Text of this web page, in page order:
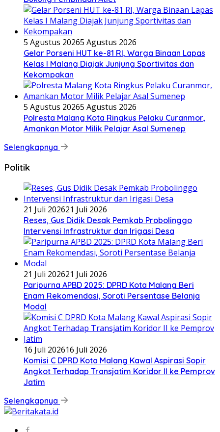
5 Agustus 20265 Agustus 2026
Gelar Porseni HUT ke-81 RI, Warga Binaan Lapas
Kelas I Malang Diajak Junjung Sportivitas dan
Kekompakan
5 Agustus 20265 Agustus 2026
Polresta Malang Kota Ringkus Pelaku Curanmor,
Amankan Motor Milik Pelajar Asal Sumenep
Selengkapnya
Politik
21 Juli 202621 Juli 2026
Reses, Gus Didik Desak Pemkab Probolinggo
Intervensi Infrastruktur dan Irigasi Desa
21 Juli 202621 Juli 2026
Paripurna APBD 2025: DPRD Kota Malang Beri
Enam Rekomendasi, Soroti Persentase Belanja
Modal
16 Juli 202616 Juli 2026
Komisi C DPRD Kota Malang Kawal Aspirasi Sopir
Angkot Terhadap Transjatim Koridor II ke Pemprov
Jatim
Selengkapnya